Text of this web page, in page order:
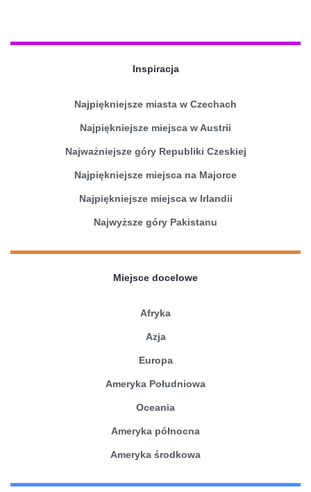
Inspiracja
Najpiękniejsze miasta w Czechach
Najpiękniejsze miejsca w Austrii
Najważniejsze góry Republiki Czeskiej
Najpiękniejsze miejsca na Majorce
Najpiękniejsze miejsca w Irlandii
Najwyższe góry Pakistanu
Miejsce docelowe
Afryka
Azja
Europa
Ameryka Południowa
Oceania
Ameryka północna
Ameryka środkowa